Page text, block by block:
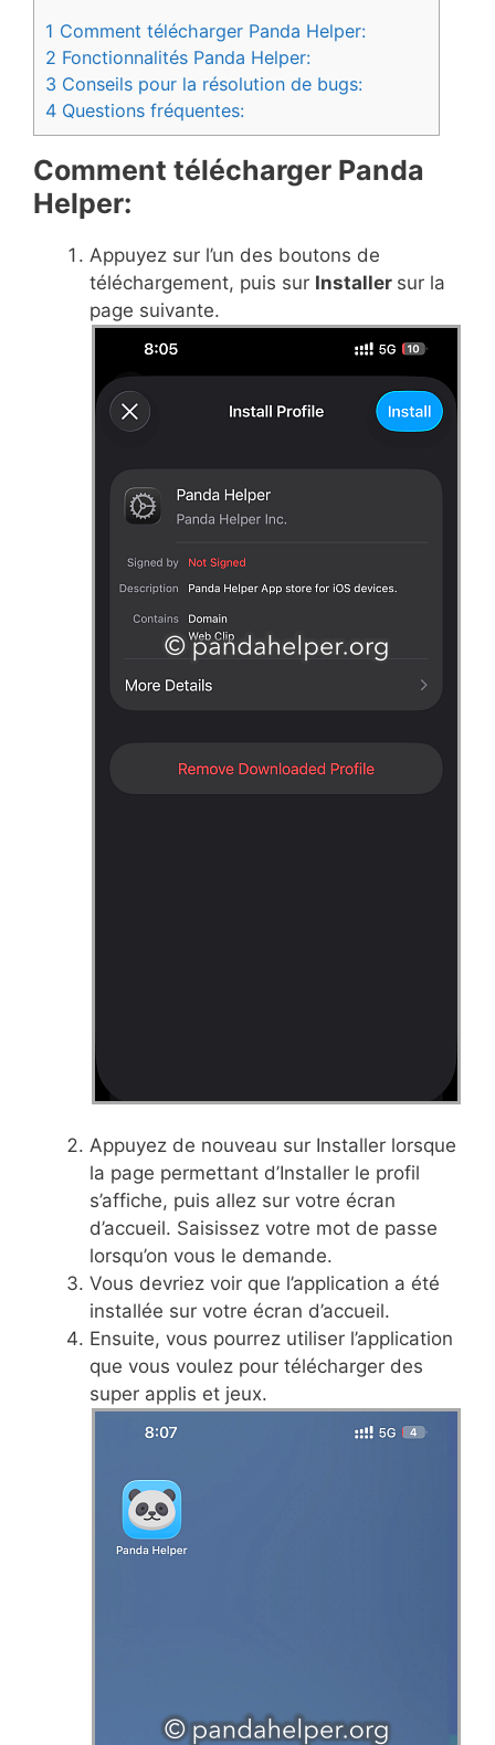
1 Comment télécharger Panda Helper:
2 Fonctionnalités Panda Helper:
3 Conseils pour la résolution de bugs:
4 Questions fréquentes:
Comment télécharger Panda
Helper:
Appuyez sur l’un des boutons de
téléchargement, puis sur Installer sur la
page suivante.
Appuyez de nouveau sur Installer lorsque
la page permettant d’Installer le profil
s’affiche, puis allez sur votre écran
d’accueil. Saisissez votre mot de passe
lorsqu’on vous le demande.
Vous devriez voir que l’application a été
installée sur votre écran d’accueil.
Ensuite, vous pourrez utiliser l’application
que vous voulez pour télécharger des
super applis et jeux.